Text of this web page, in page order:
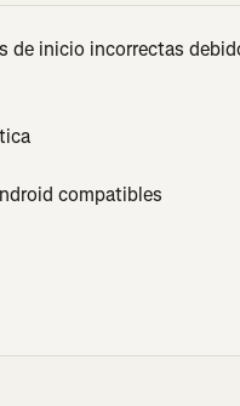
de inicio incorrectas
compatibles